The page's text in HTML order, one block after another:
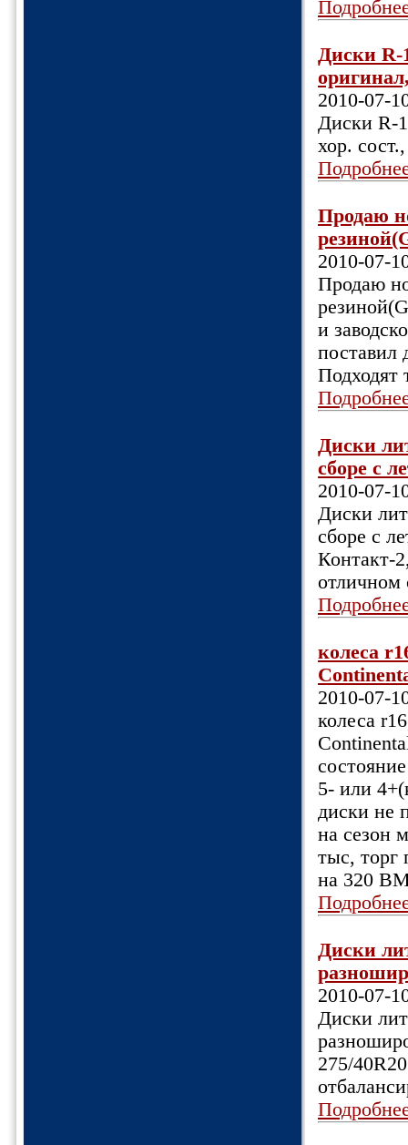
Диски R-
2010-07-
Диски R-
хор.
Продаю
2010-07-
Продаю
и
поставил
Подходят
Диски
сборе с
2010-07-
Диски
сборе с
Контакт-
отличном
колеса
2010-07-
колеса
5- или
диски не
на сезон
тыс, торг
на 320
Диски
2010-07-
Диски
275/